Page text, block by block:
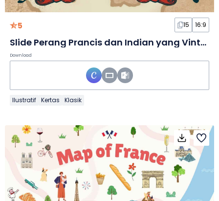
5 15 16:9
Slide Perang Prancis dan Indian yang Vintage
Download
Ilustratif Kertas Klasik